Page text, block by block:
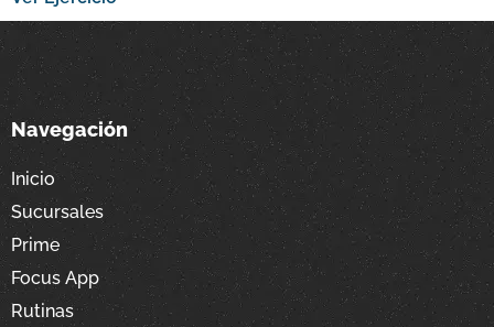
Navegación
Inicio
Sucursales
Prime
Focus App
Rutinas